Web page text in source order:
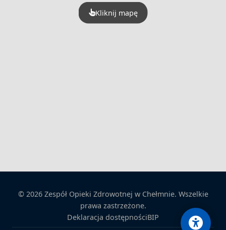
Kliknij mapę
© 2026 Zespół Opieki Zdrowotnej w Chełmnie. Wszelkie
prawa zastrzeżone.
Deklaracja dostępnościBIP